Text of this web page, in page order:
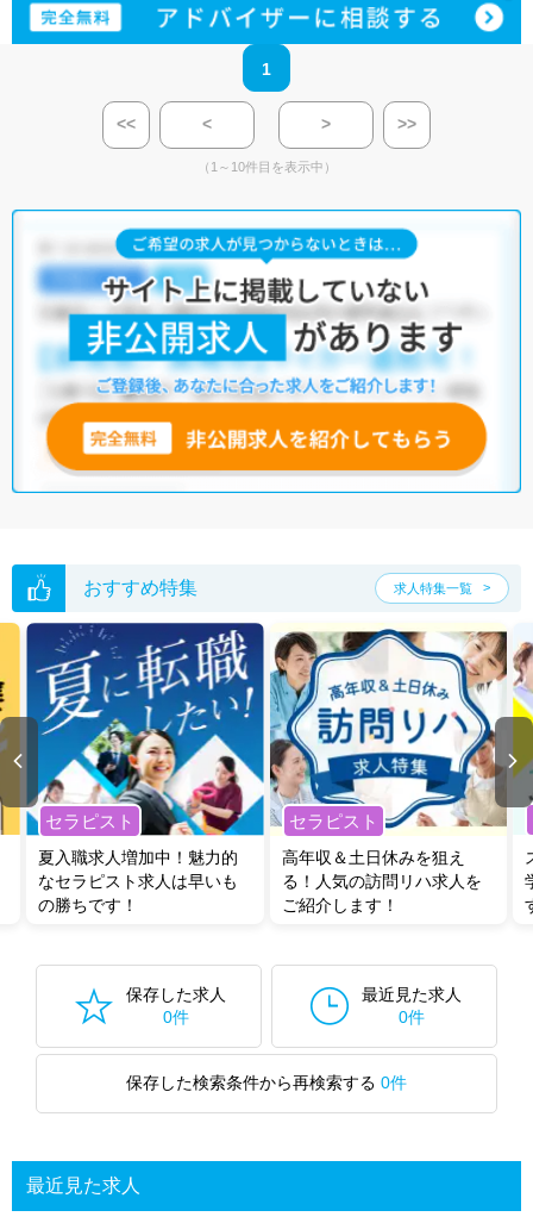
1
<< < > >>
（1～10件目を表示中）
おすすめ特集 求人特集一覧
セラピスト
夏入職求人増加中！魅力的
なセラピスト求人は早いも
の勝ちです！
セラピスト
高年収＆土日休みを狙え
る！人気の訪問リハ求人を
ご紹介します！
保存した求人
0件
最近見た求人
0件
保存した検索条件から再検索する 0件
最近見た求人